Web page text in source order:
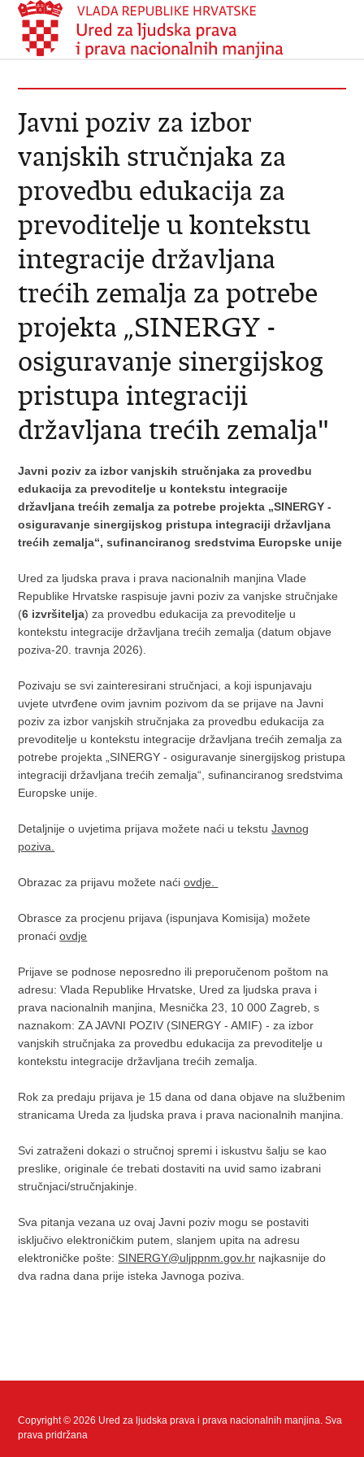
Javni poziv za izbor
vanjskih stručnjaka za
provedbu edukacija za
prevoditelje u kontekstu
integracije državljana
trećih zemalja za potrebe
projekta „SINERGY -
osiguravanje sinergijskog
pristupa integraciji
državljana trećih zemalja"
Javni poziv za izbor vanjskih stručnjaka za provedbu
edukacija za prevoditelje u kontekstu integracije
državljana trećih zemalja za potrebe projekta „SINERGY -
osiguravanje sinergijskog pristupa integraciji državljana
trećih zemalja“, sufinanciranog sredstvima Europske unije
Ured za ljudska prava i prava nacionalnih manjina Vlade
Republike Hrvatske raspisuje javni poziv za vanjske stručnjake
(6 izvršitelja) za provedbu edukacija za prevoditelje u
kontekstu integracije državljana trećih zemalja (datum objave
poziva-20. travnja 2026).
Pozivaju se svi zainteresirani stručnjaci, a koji ispunjavaju
uvjete utvrđene ovim javnim pozivom da se prijave na Javni
poziv za izbor vanjskih stručnjaka za provedbu edukacija za
prevoditelje u kontekstu integracije državljana trećih zemalja za
potrebe projekta „SINERGY - osiguravanje sinergijskog pristupa
integraciji državljana trećih zemalja“, sufinanciranog sredstvima
Europske unije.
Detaljnije o uvjetima prijava možete naći u tekstuJavnog
poziva.
Obrazac za prijavu možete naćiovdje.
Obrasce za procjenu prijava (ispunjava Komisija) možete
pronaćiovdje
Prijave se podnose neposredno ili preporučenom poštom na
adresu: Vlada Republike Hrvatske, Ured za ljudska prava i
prava nacionalnih manjina, Mesnička 23, 10 000 Zagreb, s
naznakom: ZA JAVNI POZIV (SINERGY - AMIF) - za izbor
vanjskih stručnjaka za provedbu edukacija za prevoditelje u
kontekstu integracije državljana trećih zemalja.
Rok za predaju prijava je 15 dana od dana objave na službenim
stranicama Ureda za ljudska prava i prava nacionalnih manjina.
Svi zatraženi dokazi o stručnoj spremi i iskustvu šalju se kao
preslike, originale će trebati dostaviti na uvid samo izabrani
stručnjaci/stručnjakinje.
Sva pitanja vezana uz ovaj Javni poziv mogu se postaviti
isključivo elektroničkim putem, slanjem upita na adresu
elektroničke pošte: SINERGY@uljppnm.gov.hr najkasnije do
dva radna dana prije isteka Javnoga poziva.
Copyright © 2026 Ured za ljudska prava i prava nacionalnih manjina. Sva
prava pridržana